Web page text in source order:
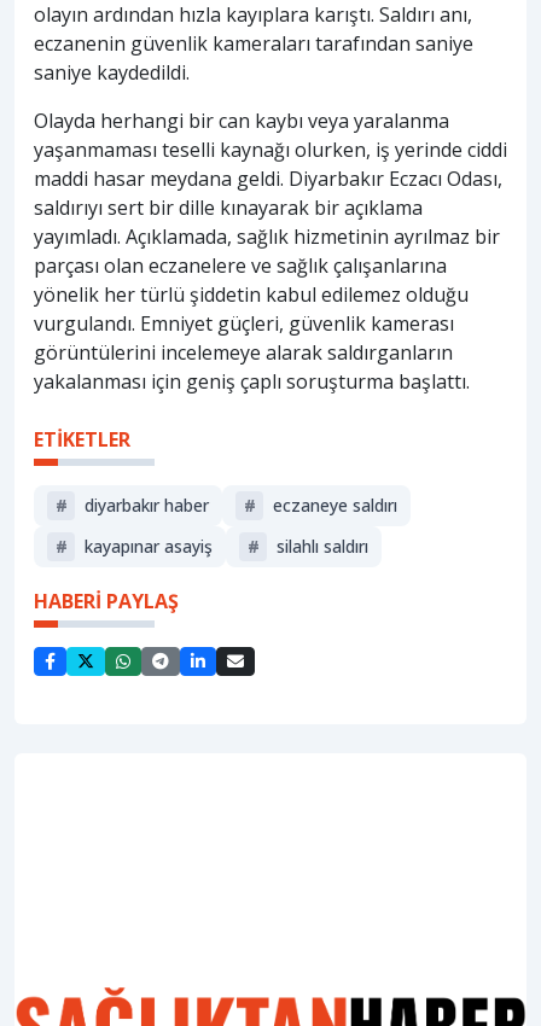
olayın ardından hızla kayıplara karıştı. Saldırı anı,
eczanenin güvenlik kameraları tarafından saniye
saniye kaydedildi.
Olayda herhangi bir can kaybı veya yaralanma
yaşanmaması teselli kaynağı olurken, iş yerinde ciddi
maddi hasar meydana geldi. Diyarbakır Eczacı Odası,
saldırıyı sert bir dille kınayarak bir açıklama
yayımladı. Açıklamada, sağlık hizmetinin ayrılmaz bir
parçası olan eczanelere ve sağlık çalışanlarına
yönelik her türlü şiddetin kabul edilemez olduğu
vurgulandı. Emniyet güçleri, güvenlik kamerası
görüntülerini incelemeye alarak saldırganların
yakalanması için geniş çaplı soruşturma başlattı.
ETİKETLER
# diyarbakır haber #
eczaneye saldırı
#
kayapınar asayiş # silahlı saldırı
HABERİ PAYLAŞ